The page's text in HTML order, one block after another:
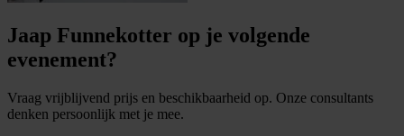
Jaap Funnekotter op je volgende
evenement?
Vraag vrijblijvend prijs en beschikbaarheid op. Onze consultants
denken persoonlijk met je mee.